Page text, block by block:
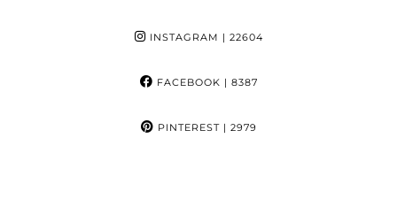
INSTAGRAM | 22604
FACEBOOK | 8387
PINTEREST| 2979